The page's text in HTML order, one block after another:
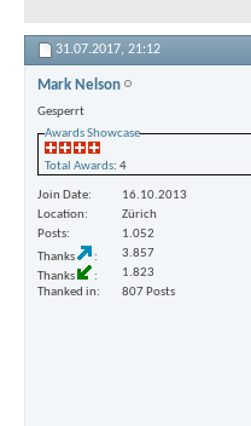
31.07.2017, 21:12
Mark Nelson
Gesperrt
Awards Showcase
Total Awards: 4
Join Date
16.10.2013
Location
Zürich
Posts
1.052
Thanks
3.857
Thanks
1.823
Thanked in
807 Posts